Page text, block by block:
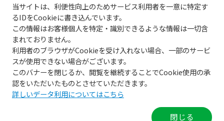
勉強・スタディ ノウハウ
© 2022 無料動画サイトGoody!TV.
当サイトは、利便性向上のためサービス利用者を一意に特定す
るIDをCookieに書き込んでいます。
この情報はお客様個人を特定・識別できるような情報は一切含
まれておりません。
利用者のブラウザがCookieを受け入れない場合、一部のサービ
スが使用できない場合がございます。
このバナーを閉じるか、閲覧を継続することでCookie使用の承
認をいただいたものとさせていただきます。
詳しいデータ利用についてはこちら
閉じる